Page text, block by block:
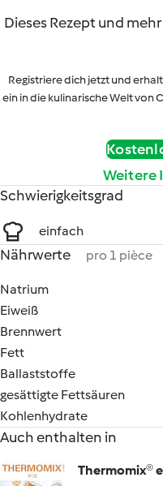
Dieses Rezept und
Registriere dich jetzt und
ein in die kulinarische Welt von
Weitere
Schwierigkeitsgrad
einfach
Nährwerte pro 1 pièce
Natrium
Eiweiß
Brennwert
Fett
Ballaststoffe
gesättigte Fettsäuren
Kohlenhydrate
Auch enthalten in
Thermomix®